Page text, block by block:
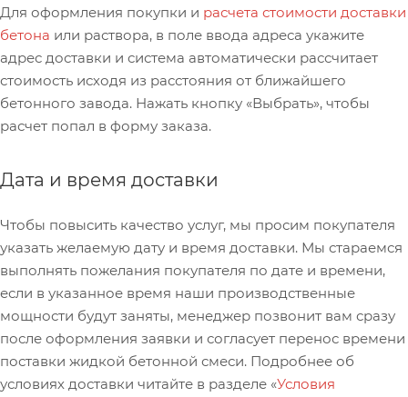
Для оформления покупки и расчета стоимости доставки
бетона или раствора, в поле ввода адреса укажите
адрес доставки и система автоматически рассчитает
стоимость исходя из расстояния от ближайшего
бетонного завода. Нажать кнопку «Выбрать», чтобы
расчет попал в форму заказа.
Дата и время доставки
Чтобы повысить качество услуг, мы просим покупателя
указать желаемую дату и время доставки. Мы стараемся
выполнять пожелания покупателя по дате и времени,
если в указанное время наши производственные
мощности будут заняты, менеджер позвонит вам сразу
после оформления заявки и согласует перенос времени
поставки жидкой бетонной смеси. Подробнее об
условиях доставки читайте в разделе «Условия